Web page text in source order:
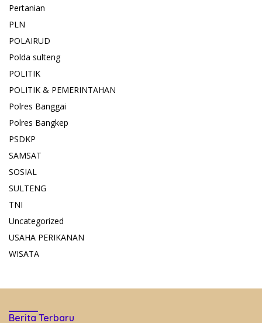
Pertanian
PLN
POLAIRUD
Polda sulteng
POLITIK
POLITIK & PEMERINTAHAN
Polres Banggai
Polres Bangkep
PSDKP
SAMSAT
SOSIAL
SULTENG
TNI
Uncategorized
USAHA PERIKANAN
WISATA
Berita Terbaru